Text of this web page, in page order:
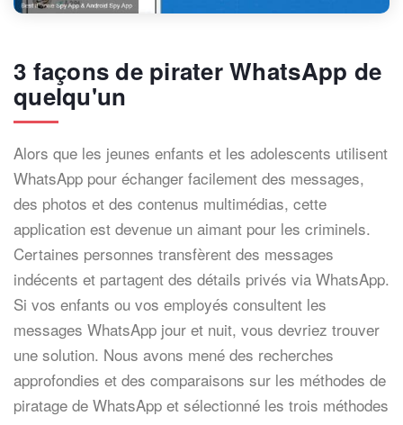
3 façons de pirater WhatsApp de
quelqu'un
Alors que les jeunes enfants et les adolescents utilisent
WhatsApp pour échanger facilement des messages,
des photos et des contenus multimédias, cette
application est devenue un aimant pour les criminels.
Certaines personnes transfèrent des messages
indécents et partagent des détails privés via WhatsApp.
Si vos enfants ou vos employés consultent les
messages WhatsApp jour et nuit, vous devriez trouver
une solution. Nous avons mené des recherches
approfondies et des comparaisons sur les méthodes de
piratage de WhatsApp et sélectionné les trois méthodes